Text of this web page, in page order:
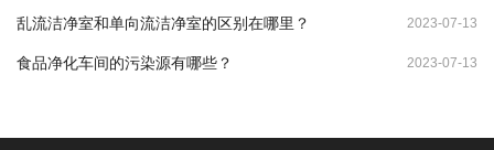
2023-07-13
乱流洁净室和单向流洁净室的区别在哪里？
2023-07-13
食品净化车间的污染源有哪些？